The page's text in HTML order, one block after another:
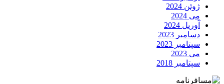
ژوئن 2024
می 2024
آوریل 2024
دسامبر 2023
سپتامبر 2023
می 2023
سپتامبر 2018